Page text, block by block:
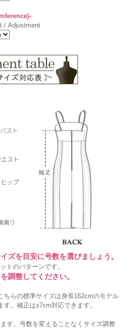
/ Adjustment
ズを目安に号数を選びましょう。
トのパターンです。
調整してください。
ちらの標準サイズは身長162cmのモデル
。補正は±7cm対応できます。
す。号数を変えることなくサイズ調整